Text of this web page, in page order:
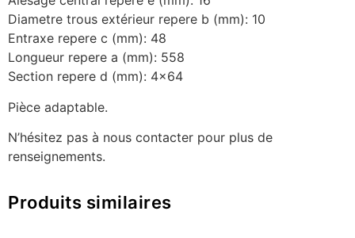
Diametre trous extérieur repere b (mm): 10
Entraxe repere c (mm): 48
Longueur repere a (mm): 558
Section repere d (mm): 4×64
Pièce adaptable.
N’hésitez pas à nous contacter pour plus de
renseignements.
Produits similaires